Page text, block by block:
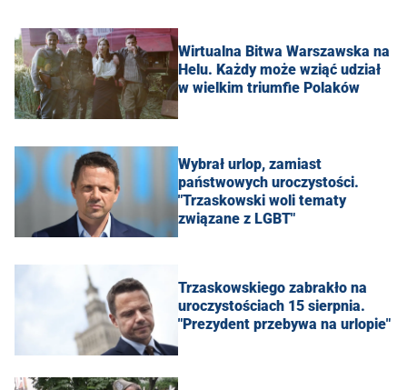
Wirtualna Bitwa Warszawska na
Helu. Każdy może wziąć udział
w wielkim triumfie Polaków
Wybrał urlop, zamiast
państwowych uroczystości.
"Trzaskowski woli tematy
związane z LGBT"
Trzaskowskiego zabrakło na
uroczystościach 15 sierpnia.
"Prezydent przebywa na urlopie"